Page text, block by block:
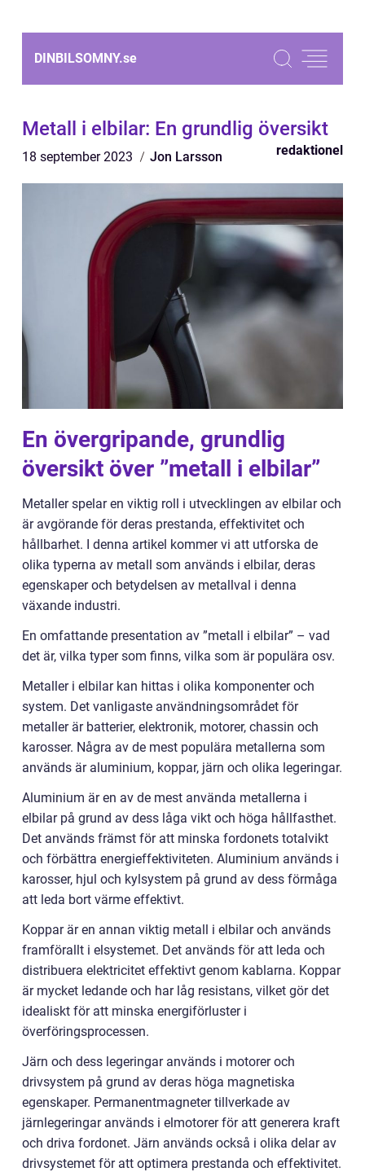
DINBILSOMNY.se
Metall i elbilar: En grundlig översikt
18 september 2023 Jon Larsson redaktionel
En övergripande, grundlig
översikt över ”metall i elbilar”
Metaller spelar en viktig roll i utvecklingen av elbilar och
är avgörande för deras prestanda, effektivitet och
hållbarhet. I denna artikel kommer vi att utforska de
olika typerna av metall som används i elbilar, deras
egenskaper och betydelsen av metallval i denna
växande industri.
En omfattande presentation av ”metall i elbilar” – vad
det är, vilka typer som finns, vilka som är populära osv.
Metaller i elbilar kan hittas i olika komponenter och
system. Det vanligaste användningsområdet för
metaller är batterier, elektronik, motorer, chassin och
karosser. Några av de mest populära metallerna som
används är aluminium, koppar, järn och olika legeringar.
Aluminium är en av de mest använda metallerna i
elbilar på grund av dess låga vikt och höga hållfasthet.
Det används främst för att minska fordonets totalvikt
och förbättra energieffektiviteten. Aluminium används i
karosser, hjul och kylsystem på grund av dess förmåga
att leda bort värme effektivt.
Koppar är en annan viktig metall i elbilar och används
framförallt i elsystemet. Det används för att leda och
distribuera elektricitet effektivt genom kablarna. Koppar
är mycket ledande och har låg resistans, vilket gör det
idealiskt för att minska energiförluster i
överföringsprocessen.
Järn och dess legeringar används i motorer och
drivsystem på grund av deras höga magnetiska
egenskaper. Permanentmagneter tillverkade av
järnlegeringar används i elmotorer för att generera kraft
och driva fordonet. Järn används också i olika delar av
drivsystemet för att optimera prestanda och effektivitet.